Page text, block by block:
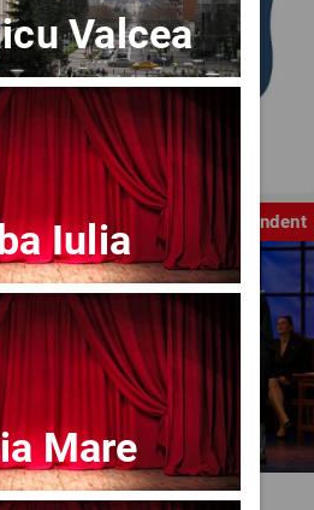
2026
Independent
Valcea
Iulia
Mare